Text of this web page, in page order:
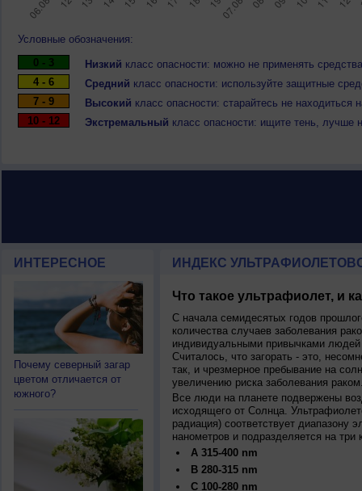
Условные обозначения:
0 - 3
Низкий класс опасности: можно не применять
4 - 6
Средний класс опасности: используйте защитные
7 - 9
Высокий класс опасности: старайтесь не
10 - 12
Экстремальный класс опасности: ищите тень, лучше
ИНТЕРЕСНОЕ
Почему северный загар
цветом отличается от
южного?
ИНДЕКС
Что такое ультрафиолет, и
С начала семидесятых годов
количества случаев заболевания
индивидуальными привычками
Считалось, что загорать - это,
так, и чрезмерное пребывание на
увеличению риска заболевания
Все люди на планете подвержены
исходящего от Солнца.
радиация) соответствует диапазону
нанометров и подразделяется на три
A 315-400 nm
B 280-315 nm
C 100-280 nm